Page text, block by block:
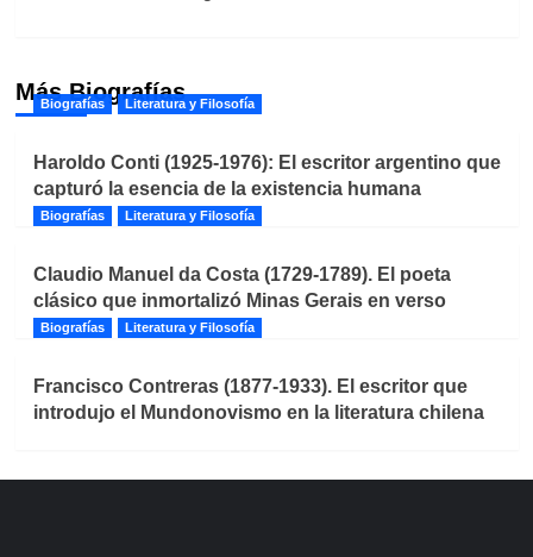
Más Biografías
Biografías Literatura y Filosofía
Haroldo Conti (1925-1976): El escritor argentino que
capturó la esencia de la existencia humana
Biografías Literatura y Filosofía
Claudio Manuel da Costa (1729-1789). El poeta
clásico que inmortalizó Minas Gerais en verso
Biografías Literatura y Filosofía
Francisco Contreras (1877-1933). El escritor que
introdujo el Mundonovismo en la literatura chilena